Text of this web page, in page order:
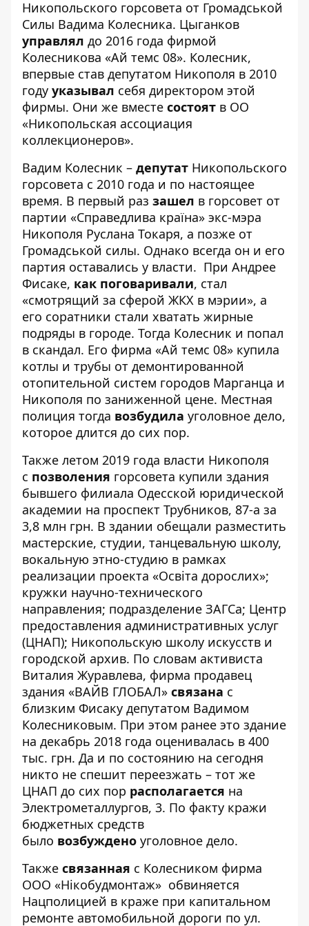
Никопольского горсовета от Громадськой
Силы Вадима Колесника. Цыганков
управлял до 2016 года фирмой
Колесникова «Ай темс 08». Колесник,
впервые став депутатом Никополя в 2010
году указывал себя директором этой
фирмы. Они же вместе состоят в ОО
«Никопольская ассоциация
коллекционеров».
Вадим Колесник – депутат Никопольского
горсовета с 2010 года и по настоящее
время. В первый раз зашел в горсовет от
партии «Справедлива країна» экс-мэра
Никополя Руслана Токаря, а позже от
Громадськой силы. Однако всегда он и его
партия оставались у власти. При Андрее
Фисаке, как поговаривали, стал
«смотрящий за сферой ЖКХ в мэрии», а
его соратники стали хватать жирные
подряды в городе. Тогда Колесник и попал
в скандал. Его фирма «Ай темс 08» купила
котлы и трубы от демонтированной
отопительной систем городов Марганца и
Никополя по заниженной цене. Местная
полиция тогда возбудила уголовное дело,
которое длится до сих пор.
Также летом 2019 года власти Никополя
с позволения горсовета купили здания
бывшего филиала Одесской юридической
академии на проспект Трубников, 87-а за
3,8 млн грн. В здании обещали разместить
мастерские, студии, танцевальную школу,
вокальную этно-студию в рамках
реализации проекта «Освіта дорослих»;
кружки научно-технического
направления; подразделение ЗАГСа; Центр
предоставления административных услуг
(ЦНАП); Никопольскую школу искусств и
городской архив. По словам активиста
Виталия Журавлева, фирма продавец
здания «ВАЙВ ГЛОБАЛ» связана с
близким Фисаку депутатом Вадимом
Колесниковым. При этом ранее это здание
на декабрь 2018 года оценивалась в 400
тыс. грн. Да и по состоянию на сегодня
никто не спешит переезжать – тот же
ЦНАП до сих пор располагается на
Электрометаллургов, 3. По факту кражи
бюджетных средств
было возбуждено уголовное дело.
Также связанная с Колесником фирма
ООО «Нікобудмонтаж» обвиняется
Нацполицией в краже при капитальном
ремонте автомобильной дороги по ул.